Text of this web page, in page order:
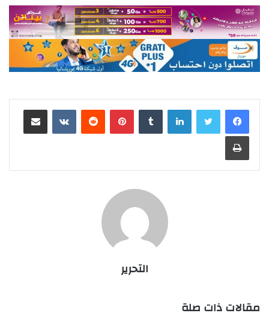
لينكدإن بينتيريست مشاركة عبر البريد
طباعة
التحرير
مقالات ذات صلة